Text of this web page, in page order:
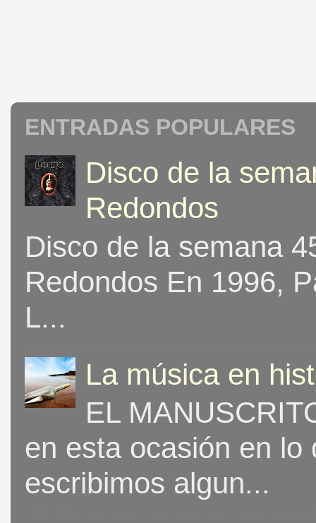
ENTRADAS POPULARES
Disco de la
Redondos
Disco de la semana
Redondos En 1996,
L...
La música en
EL
en esta ocasión en
escribimos algun...